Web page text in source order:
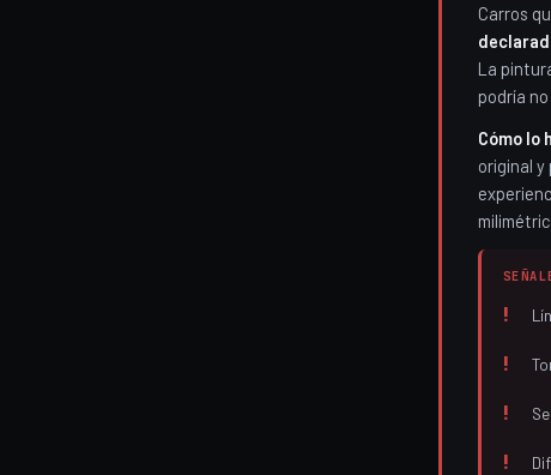
Carros
La
podría
Cómo lo
original